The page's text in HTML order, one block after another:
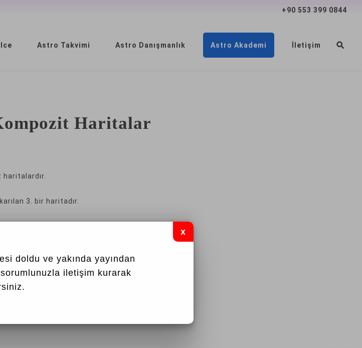
+90 553 399 0844
Astro Takvimi Astro Danışmanlık Astro Akademi İletişim
Haritalar
3. bir haritadır.
doldu ve yakında yayından
sorumlunuzla iletişim kurarak